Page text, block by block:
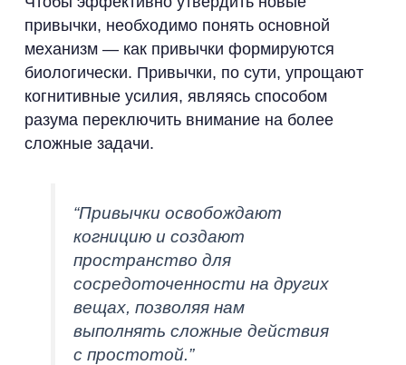
привычки, необходимо понять основной
механизм — как привычки формируются
биологически. Привычки, по сути, упрощают
когнитивные усилия, являясь способом
разума переключить внимание на более
сложные задачи.
“Привычки освобождают
когницию и создают
пространство для
сосредоточенности на других
вещах, позволяя нам
выполнять сложные действия
с простотой.”